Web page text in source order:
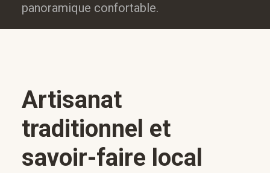
panoramique confortable.
Artisanat
traditionnel et
savoir-faire local